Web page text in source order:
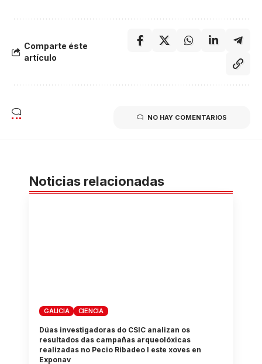
Comparte éste
artículo
NO HAY COMENTARIOS
Noticias relacionadas
GALICIA CIENCIA
Dúas investigadoras do CSIC analizan os
resultados das campañas arqueolóxicas
realizadas no Pecio Ribadeo I este xoves en
Exponav